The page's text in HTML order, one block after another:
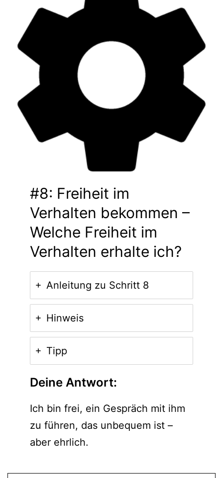
#8: Freiheit im
Verhalten bekommen –
Welche Freiheit im
Verhalten erhalte ich?
Anleitung zu Schritt 8
Hinweis
Tipp
Deine Antwort:
Ich bin frei, ein Gespräch mit ihm
zu führen, das unbequem ist –
aber ehrlich.